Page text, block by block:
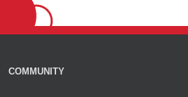
COMMUNITY